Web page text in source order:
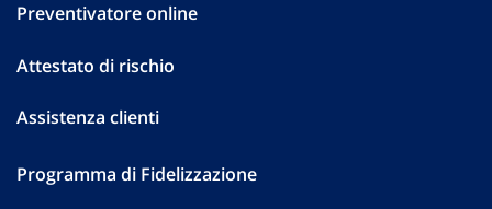
Preventivatore online
Attestato di rischio
Assistenza clienti
Programma di Fidelizzazione